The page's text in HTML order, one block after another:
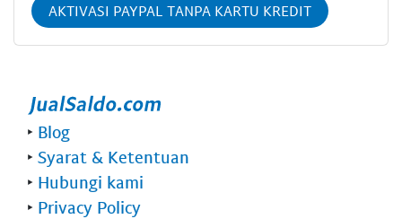
AKTIVASI PAYPAL TANPA KARTU KREDIT
‣ Blog
‣ Syarat & Ketentuan
‣ Hubungi kami
‣ Privacy Policy